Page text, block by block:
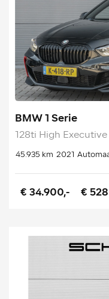
BMW 1 Serie
128ti High
45.935 km 2021
€ 34.900,- € 528